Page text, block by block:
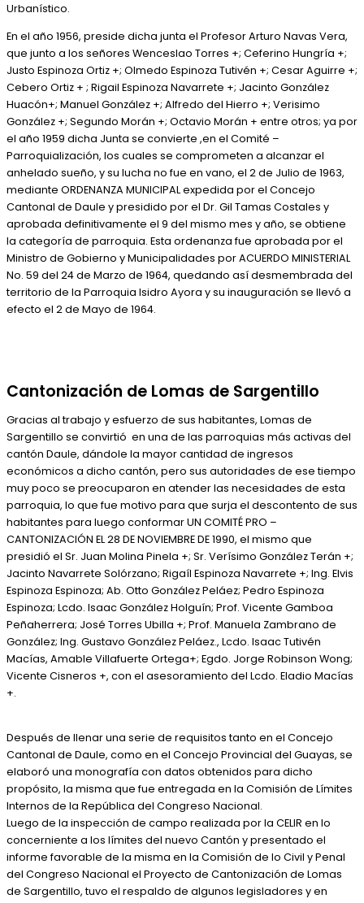
Urbanístico.
En el año 1956, preside dicha junta el Profesor Arturo Navas Vera,
que junto a los señores Wenceslao Torres +; Ceferino Hungría +;
Justo Espinoza Ortiz +; Olmedo Espinoza Tutivén +; Cesar Aguirre +;
Cebero Ortiz + ; Rigail Espinoza Navarrete +; Jacinto González
Huacón+; Manuel González +; Alfredo del Hierro +; Verisimo
González +; Segundo Morán +; Octavio Morán + entre otros; ya por
el año 1959 dicha Junta se convierte ,en el Comité –
Parroquialización, los cuales se comprometen a alcanzar el
anhelado sueño, y su lucha no fue en vano, el 2 de Julio de 1963,
mediante ORDENANZA MUNICIPAL expedida por el Concejo
Cantonal de Daule y presidido por el Dr. Gil Tamas Costales y
aprobada definitivamente el 9 del mismo mes y año, se obtiene
la categoría de parroquia. Esta ordenanza fue aprobada por el
Ministro de Gobierno y Municipalidades por ACUERDO MINISTERIAL
No. 59 del 24 de Marzo de 1964, quedando así desmembrada del
territorio de la Parroquia Isidro Ayora y su inauguración se llevó a
efecto el 2 de Mayo de 1964.
Cantonización de Lomas de Sargentillo
Gracias al trabajo y esfuerzo de sus habitantes, Lomas de
Sargentillo se convirtió en una de las parroquias más activas del
cantón Daule, dándole la mayor cantidad de ingresos
económicos a dicho cantón, pero sus autoridades de ese tiempo
muy poco se preocuparon en atender las necesidades de esta
parroquia, lo que fue motivo para que surja el descontento de sus
habitantes para luego conformar UN COMITÉ PRO –
CANTONIZACIÓN EL 28 DE NOVIEMBRE DE 1990, el mismo que
presidió el Sr. Juan Molina Pinela +; Sr. Verísimo González Terán +;
Jacinto Navarrete Solórzano; Rigaíl Espinoza Navarrete +; Ing. Elvis
Espinoza Espinoza; Ab. Otto González Peláez; Pedro Espinoza
Espinoza; Lcdo. Isaac González Holguín; Prof. Vicente Gamboa
Peñaherrera; José Torres Ubilla +; Prof. Manuela Zambrano de
González; Ing. Gustavo González Peláez., Lcdo. Isaac Tutivén
Macías, Amable Villafuerte Ortega+; Egdo. Jorge Robinson Wong;
Vicente Cisneros +, con el asesoramiento del Lcdo. Eladio Macías
+.
Después de llenar una serie de requisitos tanto en el Concejo
Cantonal de Daule, como en el Concejo Provincial del Guayas, se
elaboró una monografía con datos obtenidos para dicho
propósito, la misma que fue entregada en la Comisión de Límites
Internos de la República del Congreso Nacional.
Luego de la inspección de campo realizada por la CELIR en lo
concerniente a los límites del nuevo Cantón y presentado el
informe favorable de la misma en la Comisión de lo Civil y Penal
del Congreso Nacional el Proyecto de Cantonización de Lomas
de Sargentillo, tuvo el respaldo de algunos legisladores y en